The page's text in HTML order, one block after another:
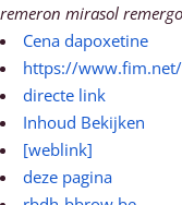
remeron mirasol
Cena dapoxetine
https://
directe link
Inhoud Bekijken
[weblink]
deze pagina